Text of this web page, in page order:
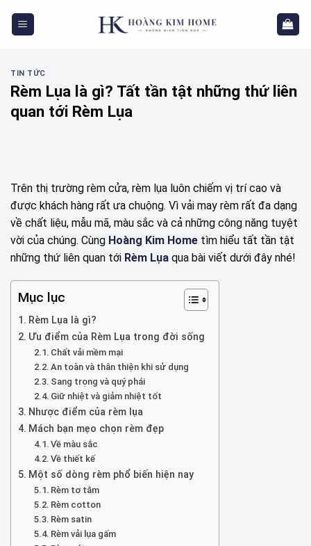
TIN TỨC
Rèm Lụa là gì? Tất tần tật những thứ liên
quan tới Rèm Lụa
Trên thị trường rèm cửa, rèm lụa luôn chiếm vị trí cao và
được khách hàng rất ưa chuộng. Vì vải may rèm rất đa dạng
về chất liệu, mẫu mã, màu sắc và cả những công năng tuyệt
vời của chúng. Cùng Hoàng Kim Home tìm hiểu tất tần tật
những thứ liên quan tới Rèm Lụa qua bài viết dưới đây nhé!
Mục lục
Rèm Lụa là gì?
Ưu điểm của Rèm Lụa trong đời sống
Chất vải mềm mại
An toàn và thân thiện khi sử dụng
Sang trọng và quý phái
Giữ nhiệt và giảm nhiệt tốt
Nhược điểm của rèm lụa
Mách bạn mẹo chọn rèm đẹp
Về màu sắc
Về thiết kế
Một số dòng rèm phổ biến hiện nay
Rèm tơ tằm
Rèm cotton
Rèm satin
Rèm vải lụa gấm